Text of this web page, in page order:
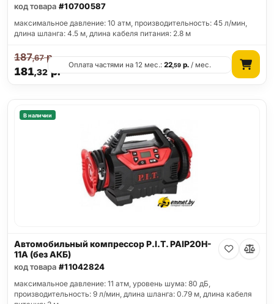
код товара #10700587
максимальное давление: 10 атм, производительность: 45 л/мин,
длина шланга: 4.5 м, длина кабеля питания: 2.8 м
181,32р.
187,67р.
Оплата частями на 12 мес.:22,59 р. / мес.
В наличии
Автомобильный компрессор P.I.T. PAIP20H-
11A (без АКБ)
код товара #11042824
максимальное давление: 11 атм, уровень шума: 80 дБ,
производительность: 9 л/мин, длина шланга: 0.79 м, длина кабеля